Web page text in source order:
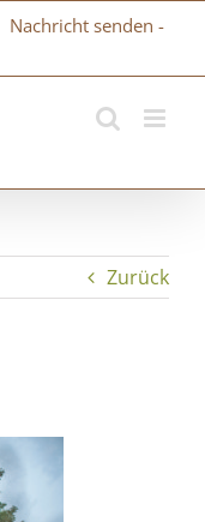
Nachricht senden -
Zurück